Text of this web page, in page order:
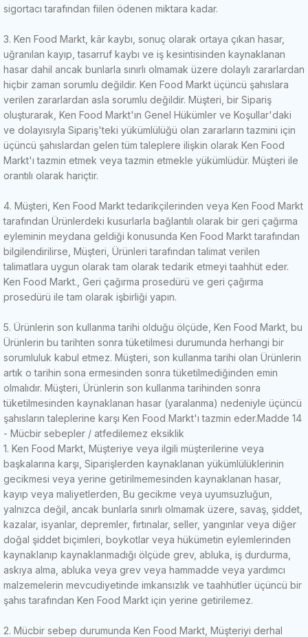
sigortacı tarafından fiilen ödenen miktara kadar.
3. Ken Food Markt, kâr kaybı, sonuç olarak ortaya çıkan hasar,
uğranılan kayıp, tasarruf kaybı ve iş kesintisinden kaynaklanan
hasar dahil ancak bunlarla sınırlı olmamak üzere dolaylı zararlardan
hiçbir zaman sorumlu değildir. Ken Food Markt üçüncü şahıslara
verilen zararlardan asla sorumlu değildir. Müşteri, bir Sipariş
oluşturarak, Ken Food Markt'ın Genel Hükümler ve Koşullar'daki
ve dolayısıyla Sipariş'teki yükümlülüğü olan zararların tazmini için
üçüncü şahıslardan gelen tüm taleplere ilişkin olarak Ken Food
Markt'ı tazmin etmek veya tazmin etmekle yükümlüdür. Müşteri ile
orantılı olarak hariçtir.
4. Müşteri, Ken Food Markt tedarikçilerinden veya Ken Food Markt
tarafından Ürünlerdeki kusurlarla bağlantılı olarak bir geri çağırma
eyleminin meydana geldiği konusunda Ken Food Markt tarafından
bilgilendirilirse, Müşteri, Ürünleri tarafından talimat verilen
talimatlara uygun olarak tam olarak tedarik etmeyi taahhüt eder.
Ken Food Markt., Geri çağırma prosedürü ve geri çağırma
prosedürü ile tam olarak işbirliği yapın.
5. Ürünlerin son kullanma tarihi olduğu ölçüde, Ken Food Markt, bu
Ürünlerin bu tarihten sonra tüketilmesi durumunda herhangi bir
sorumluluk kabul etmez. Müşteri, son kullanma tarihi olan Ürünlerin
artık o tarihin sona ermesinden sonra tüketilmediğinden emin
olmalıdır. Müşteri, Ürünlerin son kullanma tarihinden sonra
tüketilmesinden kaynaklanan hasar (yaralanma) nedeniyle üçüncü
şahısların taleplerine karşı Ken Food Markt'ı tazmin eder.Madde 14
- Mücbir sebepler / atfedilemez eksiklik
1. Ken Food Markt, Müşteriye veya ilgili müşterilerine veya
başkalarına karşı, Siparişlerden kaynaklanan yükümlülüklerinin
gecikmesi veya yerine getirilmemesinden kaynaklanan hasar,
kayıp veya maliyetlerden, Bu gecikme veya uyumsuzluğun,
yalnızca değil, ancak bunlarla sınırlı olmamak üzere, savaş, şiddet,
kazalar, isyanlar, depremler, fırtınalar, seller, yangınlar veya diğer
doğal şiddet biçimleri, boykotlar veya hükümetin eylemlerinden
kaynaklanıp kaynaklanmadığı ölçüde grev, abluka, iş durdurma,
askıya alma, abluka veya grev veya hammadde veya yardımcı
malzemelerin mevcudiyetinde imkansızlık ve taahhütler üçüncü bir
şahıs tarafından Ken Food Markt için yerine getirilemez.
2. Mücbir sebep durumunda Ken Food Markt, Müşteriyi derhal